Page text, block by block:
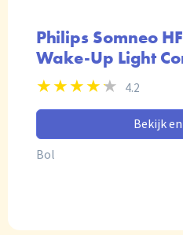
Philips Somneo
Wake-Up Light
4.2
Bekijk
Bol